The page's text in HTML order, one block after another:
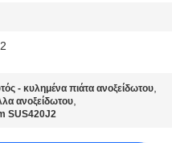
- κυλημένα πιάτα ανοξείδωτου,
ανοξείδωτου,
SUS420J2